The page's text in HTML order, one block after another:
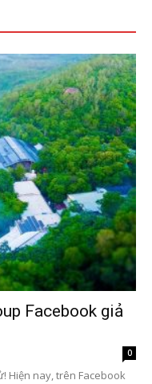
Facebook giả
0
Hiện nay, trên Facebook